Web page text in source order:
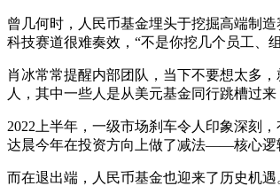
曾几何时，人民币基金埋头于挖掘高端制
科技赛道很难奏效，“不是你挖几个员工、
肖冰常常提醒内部团队，当下不要想太多
人，其中一些人是从美元基金同行跳槽过来
2022上半年，一级市场刹车令人印象深刻
达晨今年在投资方向上做了减法——核心逻
而在退出端，人民币基金也迎来了历史机